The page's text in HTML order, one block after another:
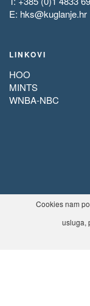
E: hks@kuglanje.hr
LINKOVI
HOO
MINTS
WNBA-NBC
Cookies nam
usluga,